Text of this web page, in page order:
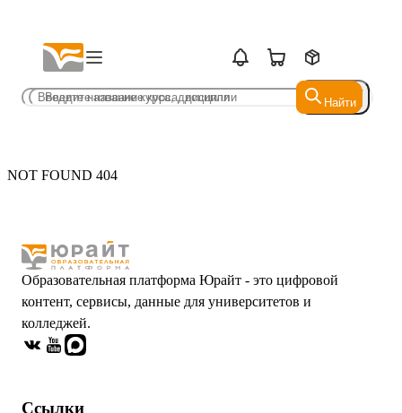
Найти
Найти
NOT FOUND 404
Образовательная платформа Юрайт - это цифровой
контент, сервисы, данные для университетов и
колледжей.
Ссылки